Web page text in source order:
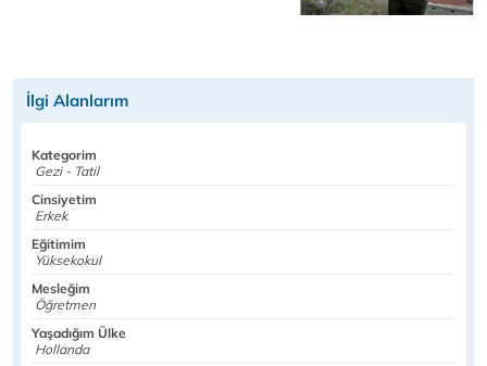
İlgi Alanlarım
Kategorim
Gezi - Tatil
Cinsiyetim
Erkek
Eğitimim
Yüksekokul
Mesleğim
Öğretmen
Yaşadığım Ülke
Hollanda